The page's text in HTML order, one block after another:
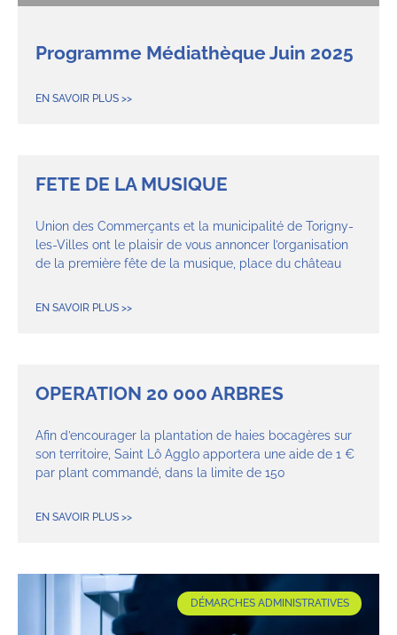
Programme Médiathèque Juin 2025
EN SAVOIR PLUS >>
FETE DE LA MUSIQUE
Union des Commerçants et la municipalité de Torigny-
les-Villes ont le plaisir de vous annoncer l’organisation
de la première fête de la musique, place du château
EN SAVOIR PLUS >>
OPERATION 20 000 ARBRES
Afin d’encourager la plantation de haies bocagères sur
son territoire, Saint Lô Agglo apportera une aide de 1 €
par plant commandé, dans la limite de 150
EN SAVOIR PLUS >>
DÉMARCHES ADMINISTRATIVES